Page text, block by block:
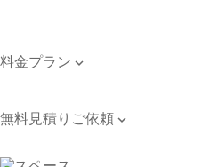
料金プラン 
無料見積りご依頼 